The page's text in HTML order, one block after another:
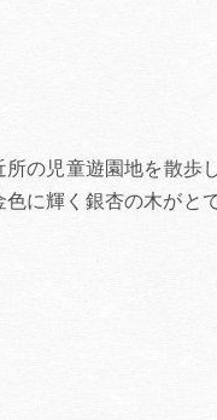
の児童遊園地を散歩
に輝く銀杏の木がと